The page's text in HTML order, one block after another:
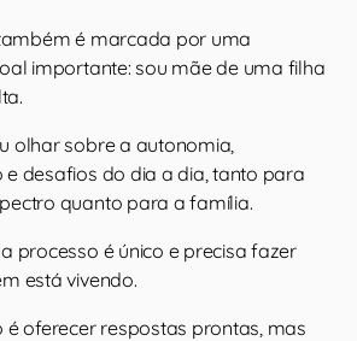
é marcada por uma
importante: sou mãe de uma filha
olhar sobre a autonomia,
e desafios do dia a dia, tanto para
quanto para a família.
processo é único e precisa fazer
está vivendo.
é oferecer respostas prontas, mas